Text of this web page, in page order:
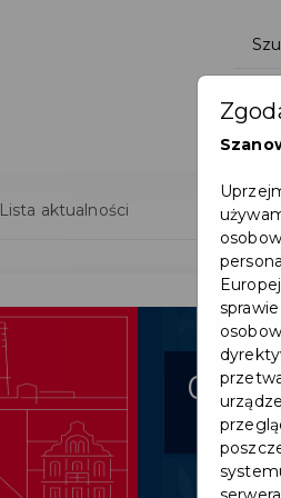
Lista aktualności
05